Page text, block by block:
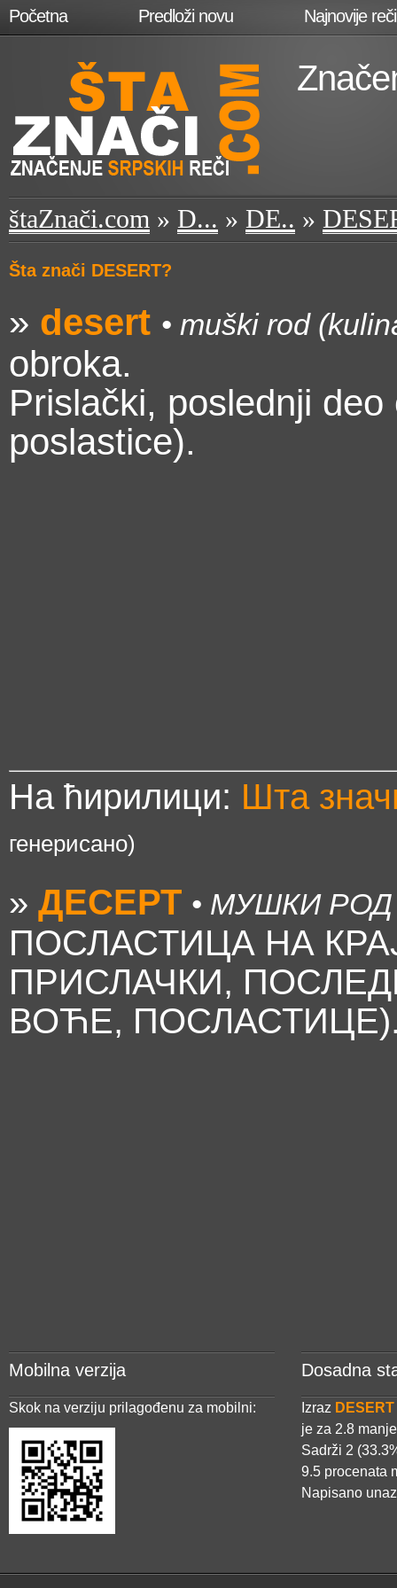
Početna Predloži novu Najnovije reči
štaZnači.com » D... » DE.. »
Šta znači DESERT?
» desert • muški rod
obroka.
Prislački, poslednji
poslastice).
На ћирилици: Шта
генерисано)
» ДЕСЕРТ • МУШКИ
ПОСЛАСТИЦА НА
ПРИСЛАЧКИ,
ВОЋЕ,
Mobilna verzija
Skok na verziju prilagođenu za mobilni:
Dosadna
Izraz DESERT
je za 2.8
Sadrži 2
9.5 procenata
Napisano